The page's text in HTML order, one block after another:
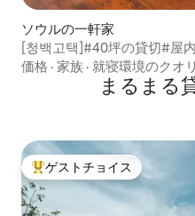
ソウルの一軒家
[청백고택]#40坪の貸切#屋
徒歩2分#明洞#東大門#合法
価格 · 家族 · 就寝環境のクオ
まるまる
大好評のゲストチョイスです
ゲストチョイス